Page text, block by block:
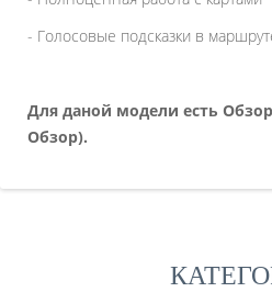
- Голосовые подсказки в
Для даной модели есть
Обзор).